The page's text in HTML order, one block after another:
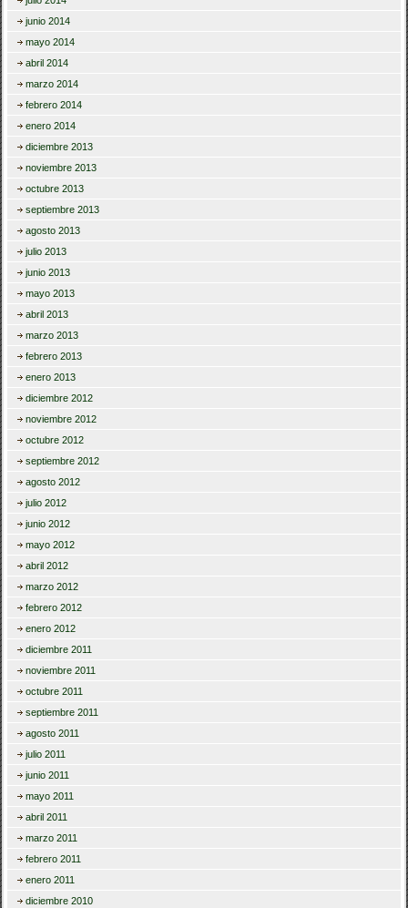
junio 2014
mayo 2014
abril 2014
marzo 2014
febrero 2014
enero 2014
diciembre 2013
noviembre 2013
octubre 2013
septiembre 2013
agosto 2013
julio 2013
junio 2013
mayo 2013
abril 2013
marzo 2013
febrero 2013
enero 2013
diciembre 2012
noviembre 2012
octubre 2012
septiembre 2012
agosto 2012
julio 2012
junio 2012
mayo 2012
abril 2012
marzo 2012
febrero 2012
enero 2012
diciembre 2011
noviembre 2011
octubre 2011
septiembre 2011
agosto 2011
julio 2011
junio 2011
mayo 2011
abril 2011
marzo 2011
febrero 2011
enero 2011
diciembre 2010